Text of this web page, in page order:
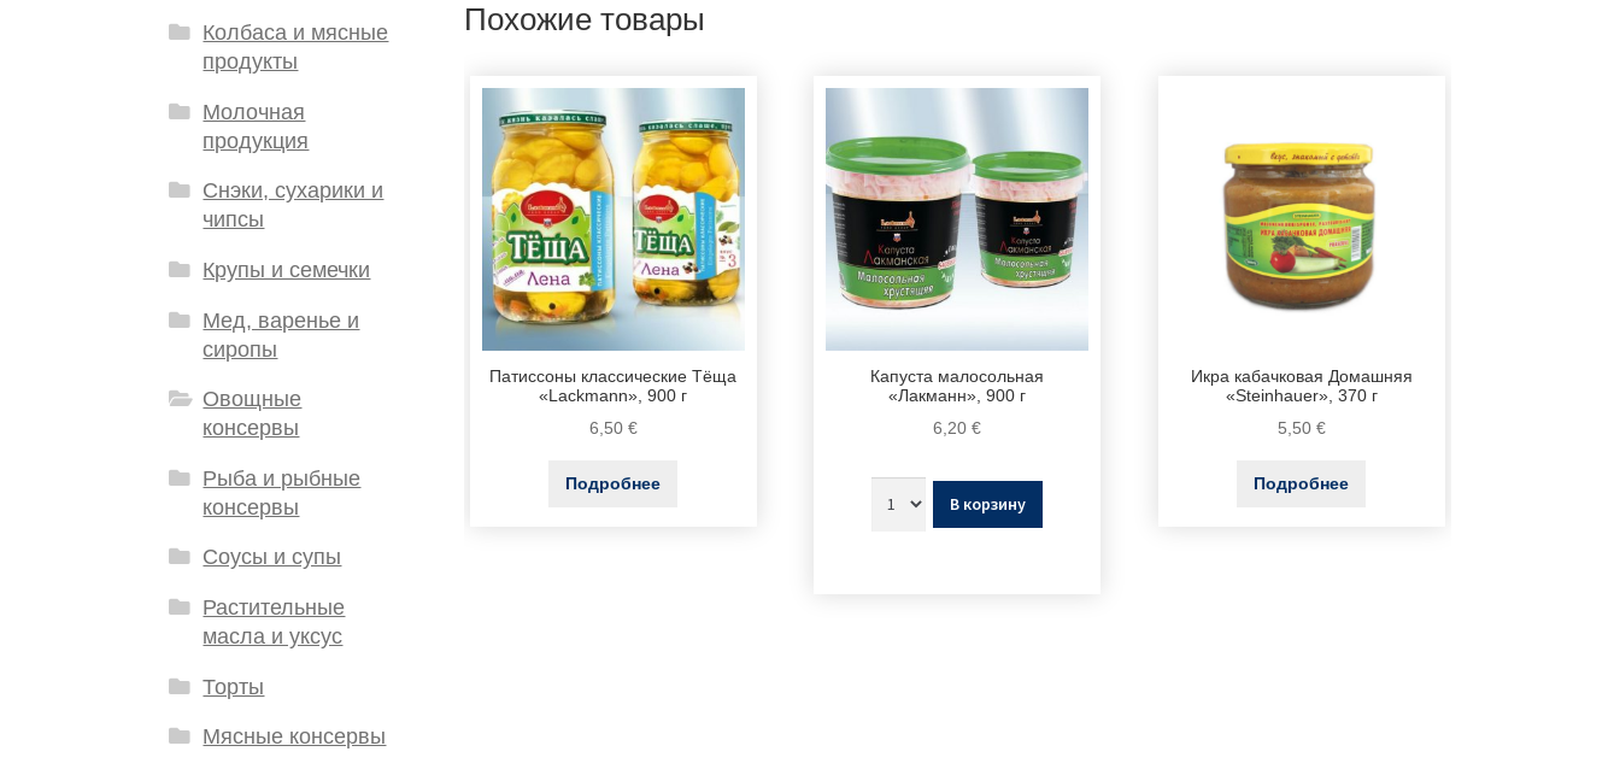
Похожие товары
Патиссоны классические Тёща
«Lackmann», 900 г
6,50 €
Подробнее
Капуста малосольная
«Лакманн», 900 г
6,20€
В корзину
Икра кабачковая Домашняя
«Steinhauer», 370 г
5,50 €
Подробнее
Колбаса и мясные
продукты
Молочная
продукция
Снэки, сухарики и
чипсы
Крупы и семечки
Мед, варенье и
сиропы
Овощные
консервы
Рыба и рыбные
консервы
Соусы и супы
Растительные
масла и уксус
Торты
Мясные консервы